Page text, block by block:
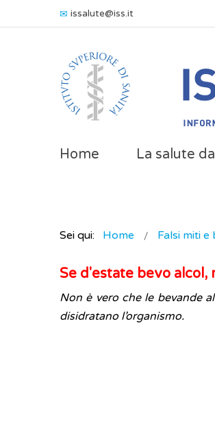
issalute@iss.it
Home La salute
Sei qui: Home Falsi miti e
Se d'estate bevo alcol,
Non è vero che le bevande
disidratano l’organismo.